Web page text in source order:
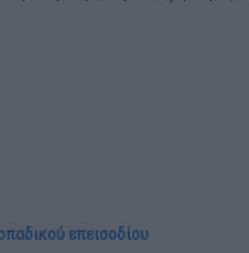
επεισοδίου